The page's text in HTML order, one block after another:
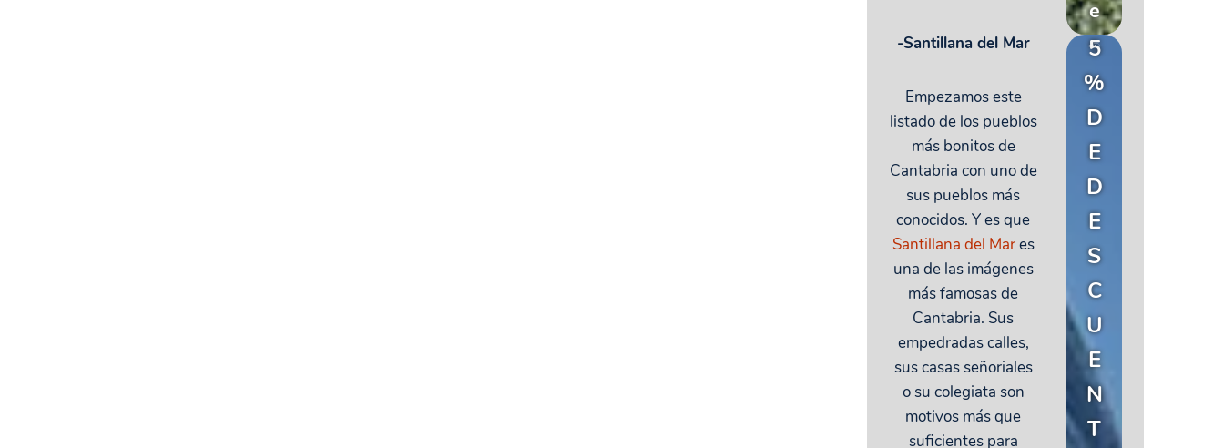
-Santillana del Mar
Empezamos este
listado de los pueblos
más bonitos de
Cantabria con uno de
sus pueblos más
conocidos. Y es que
Santillana del Mares
una de las imágenes
más famosas de
Cantabria. Sus
empedradas calles,
sus casas señoriales
o su colegiata son
motivos más que
suficientes para
e
5
%
D
E
D
E
S
C
U
E
N
T